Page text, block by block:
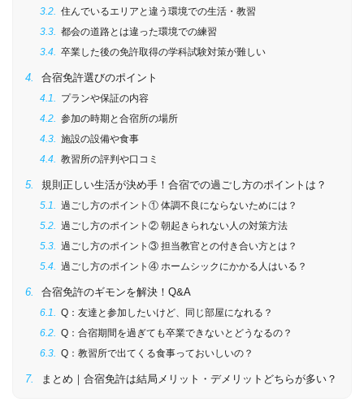
住んでいるエリアと違う環境での生活・教習
都会の道路とは違った環境での練習
卒業した後の免許取得の学科試験対策が難しい
合宿免許選びのポイント
プランや保証の内容
参加の時期と合宿所の場所
施設の設備や食事
教習所の評判や口コミ
規則正しい生活が決め手！合宿での過ごし方のポイントは？
過ごし方のポイント① 体調不良にならないためには？
過ごし方のポイント② 朝起きられない人の対策方法
過ごし方のポイント③ 担当教官との付き合い方とは？
過ごし方のポイント④ ホームシックにかかる人はいる？
合宿免許のギモンを解決！Q&A
Q：友達と参加したいけど、同じ部屋になれる？
Q：合宿期間を過ぎても卒業できないとどうなるの？
Q：教習所で出てくる食事っておいしいの？
まとめ｜合宿免許は結局メリット・デメリットどちらが多い？